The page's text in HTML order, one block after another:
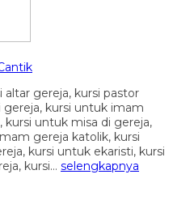
altar gereja, kursi pastor
gereja, kursi untuk imam
kursi untuk misa di gereja,
gereja katolik, kursi
kursi untuk ekaristi, kursi
kursi… selengkapnya